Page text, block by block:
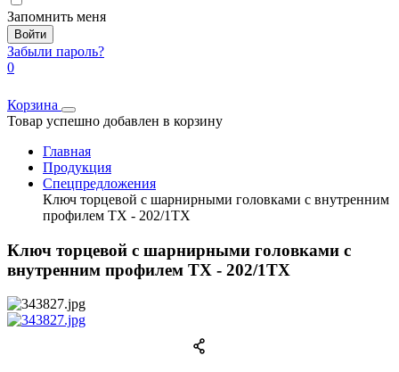
Запомнить меня
Войти
Забыли пароль?
0
Корзина
Товар успешно добавлен в корзину
Главная
Продукция
Спецпредложения
Ключ торцевой с шарнирными головками с внутренним
профилем TX - 202/1TX
Ключ торцевой с шарнирными головками с
внутренним профилем TX - 202/1TX